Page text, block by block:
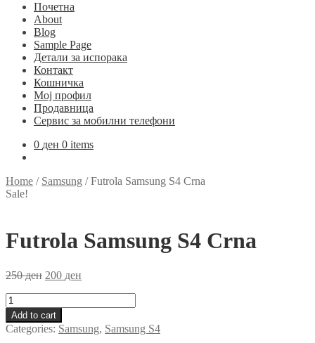
Почетна
About
Blog
Sample Page
Детали за испорака
Контакт
Кошничка
Мој профил
Продавница
Сервис за мобилни телефони
0 ден 0 items
Home / Samsung /Futrola Samsung S4 Crna
Sale!
Futrola Samsung S4 Crna
250ден 200 ден
Futrola
Samsung
S4
Crna
Add to cart
Categories: Samsung, Samsung S4